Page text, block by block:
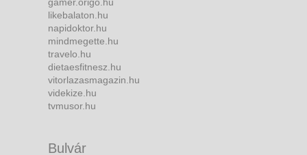
gamer.origo.hu
likebalaton.hu
napidoktor.hu
mindmegette.hu
travelo.hu
dietaesfitnesz.hu
vitorlazasmagazin.hu
videkize.hu
tvmusor.hu
Bulvár